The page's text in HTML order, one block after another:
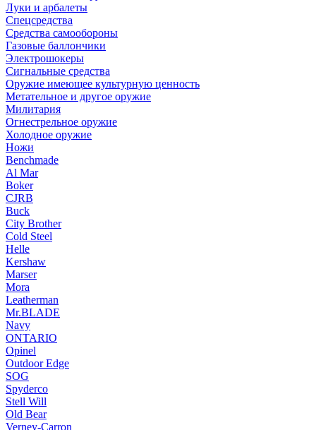
Луки и арбалеты
Спецсредства
Средства самообороны
Газовые баллончики
Электрошокеры
Сигнальные средства
Оружие имеющее культурную ценность
Метательное и другое оружие
Милитария
Огнестрельное оружие
Холодное оружие
Ножи
Benchmade
Al Mar
Boker
CJRB
Buck
City Brother
Cold Steel
Helle
Kershaw
Marser
Mora
Leatherman
Mr.BLADE
Navy
ONTARIO
Opinel
Outdoor Edge
SOG
Spyderco
Stell Will
Old Bear
Verney-Carron